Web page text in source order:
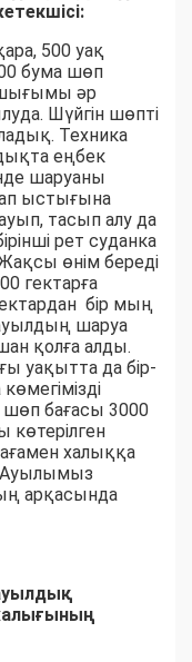
500 уақ
бума шөп
әр
Шүйгін шөпті
Техника
еңбек
шаруаны
ыстығына
тасып алу да
рет суданка
өнім береді
гектарға
бір мың
шаруа
қолға алды.
уақытта да бір-
шөп бағасы 3000
халыққа
арқасында